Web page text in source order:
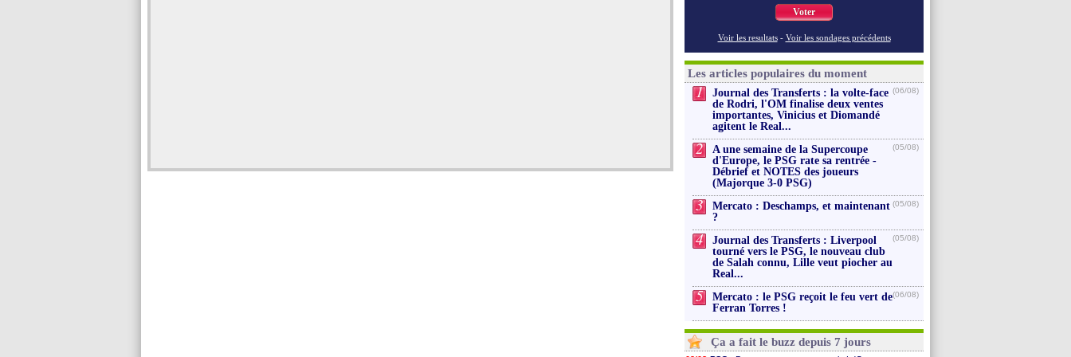
Voter
Voir les resultats - Voir les sondages précédents
Les articles populaires du moment
1
Journal des Transferts : la volte-face
de Rodri, l'OM finalise deux ventes
importantes, Vinicius et Diomandé
agitent le Real...
(06/08)
2
A une semaine de la Supercoupe
d'Europe, le PSG rate sa rentrée -
Débrief et NOTES des joueurs
(Majorque 3-0 PSG)
(05/08)
3
Mercato : Deschamps, et maintenant
?
(05/08)
4
Journal des Transferts : Liverpool
tourné vers le PSG, le nouveau club
de Salah connu, Lille veut piocher au
Real...
(05/08)
5
Mercato : le PSG reçoit le feu vert de
Ferran Torres !
(06/08)
Ça a fait le buzz depuis 7 jours